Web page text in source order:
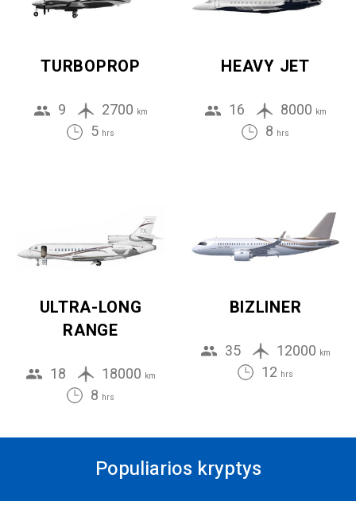
TURBOPROP
9 2700 km
5 hrs
HEAVY JET
16 8000 km
8 hrs
ULTRA-LONG
RANGE
18 18000 km
8 hrs
BIZLINER
35 12000 km
12 hrs
Populiarios kryptys